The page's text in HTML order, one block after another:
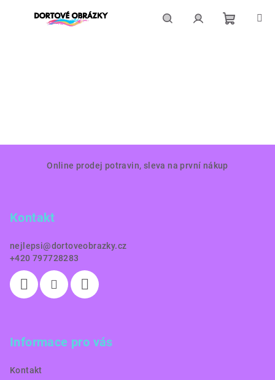
Online prodej potravin, sleva na první nákup
Kontakt
nejlepsi@dortoveobrazky.cz
+420 797728283
Informace pro vás
Kontakt